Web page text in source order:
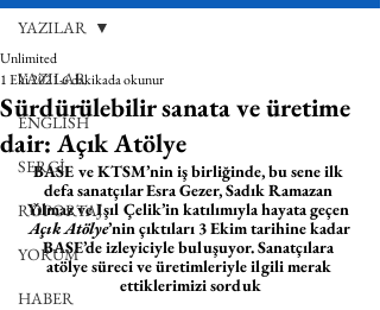
YAZILAR
ENGLISH
SERGİ
RÖPORTAJ
YORUM
HABER
YAZILAR
Sürdürülebilir sanata ve üretime
dair: Açık Atölye
Unlimited
1 Eki 20216 dakikada okunur
BASE ve KTSM’nin iş birliğinde, bu sene ilk
defa sanatçılar Esra Gezer, Sadık Ramazan
Yılmaz ve Işıl Çelik’in katılımıyla hayata geçen
Açık Atölye’nin çıktıları 3 Ekim tarihine kadar
BASE’de izleyiciyle buluşuyor. Sanatçılara
atölye süreci ve üretimleriyle ilgili merak
ettiklerimizi sorduk